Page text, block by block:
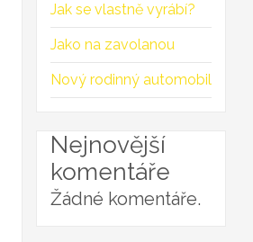
Jak se vlastně vyrábí?
Jako na zavolanou
Nový rodinný automobil
Nejnovější
komentáře
Žádné komentáře.